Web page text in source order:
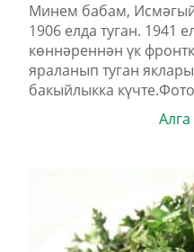
Минем бабам,
1906 елда туган. 1941
көннәреннән үк
яраланып туган
бакыйлыкка